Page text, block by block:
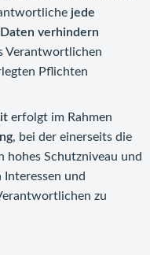
jede
verhindern
Verantwortlichen
Pflichten
erfolgt im Rahmen
, bei der einerseits die
hohes Schutzniveau und
und
zu